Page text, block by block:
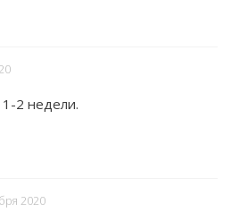
2 недели.
2020